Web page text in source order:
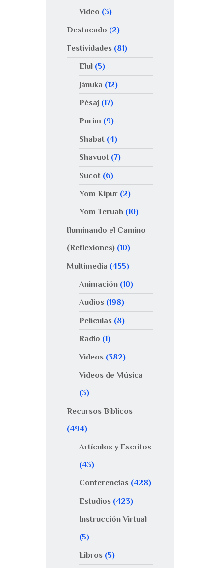
Video (3)
Destacado (2)
Festividades (81)
Elul(5)
Jánuka (12)
Pésaj(17)
Purim (9)
Shabat(4)
Shavuot(7)
Sucot(6)
Yom Kipur(2)
Yom Teruah (10)
Iluminando el Camino
(Reflexiones) (10)
Multimedia (455)
Animación(10)
Audios (198)
Películas (8)
Radio (1)
Videos (382)
Videos de Música
(3)
Recursos Bíblicos
(494)
Artículos y Escritos
(43)
Conferencias (428)
Estudios (423)
Instrucción Virtual
(5)
Libros (5)